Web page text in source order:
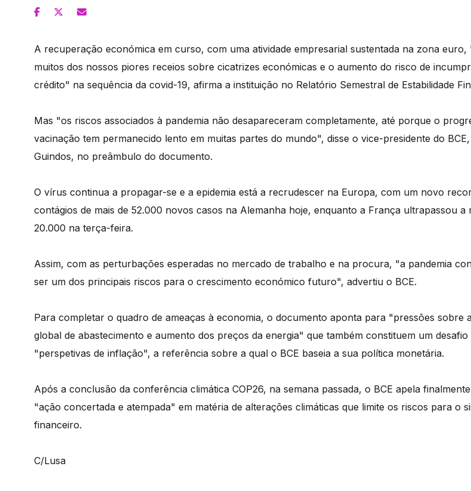
A recuperação económica em curso, com uma atividade empresarial sustentada na zona
muitos dos nossos piores receios sobre cicatrizes económicas e o aumento do risco de
crédito" na sequência da covid-19, afirma a instituição no Relatório Semestral de Estabilidade
Mas "os riscos associados à pandemia não desapareceram completamente, até porque o
vacinação tem permanecido lento em muitas partes do mundo", disse o vice-presidente do BCE,
Guindos, no preâmbulo do documento.
O vírus continua a propagar-se e a epidemia está a recrudescer na Europa, com um novo
contágios de mais de 52.000 novos casos na Alemanha hoje, enquanto a França ultrapassou a
20.000 na terça-feira.
Assim, com as perturbações esperadas no mercado de trabalho e na procura, "a pandemia
ser um dos principais riscos para o crescimento económico futuro", advertiu o BCE.
Para completar o quadro de ameaças à economia, o documento aponta para "pressões sobre
global de abastecimento e aumento dos preços da energia" que também constituem um desafio
"perspetivas de inflação", a referência sobre a qual o BCE baseia a sua política monetária.
Após a conclusão da conferência climática COP26, na semana passada, o BCE apela
"ação concertada e atempada" em matéria de alterações climáticas que limite os riscos para o
financeiro.
C/Lusa